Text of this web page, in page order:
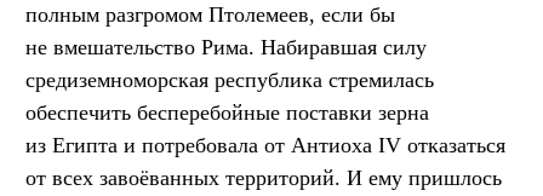
полным разгромом Птолемеев, если бы
не вмешательство Рима. Набиравшая силу
средиземноморская республика стремилась
обеспечить бесперебойные поставки зерна
из Египта и потребовала от Антиоха IV отказаться
от всех завоёванных территорий. И ему пришлось